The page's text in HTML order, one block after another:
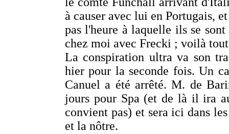
à causer avec lui en Portugais,
pas l'heure à laquelle ils se
chez moi avec Frecki ; voilà
La conspiration ultra va son
hier pour la seconde fois. Un
Canuel a été arrêté. M. de
jours pour Spa (et de là il ira
convient pas) et sera ici dans
et la nôtre.